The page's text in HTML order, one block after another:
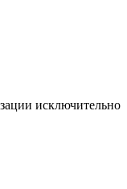
исключительно